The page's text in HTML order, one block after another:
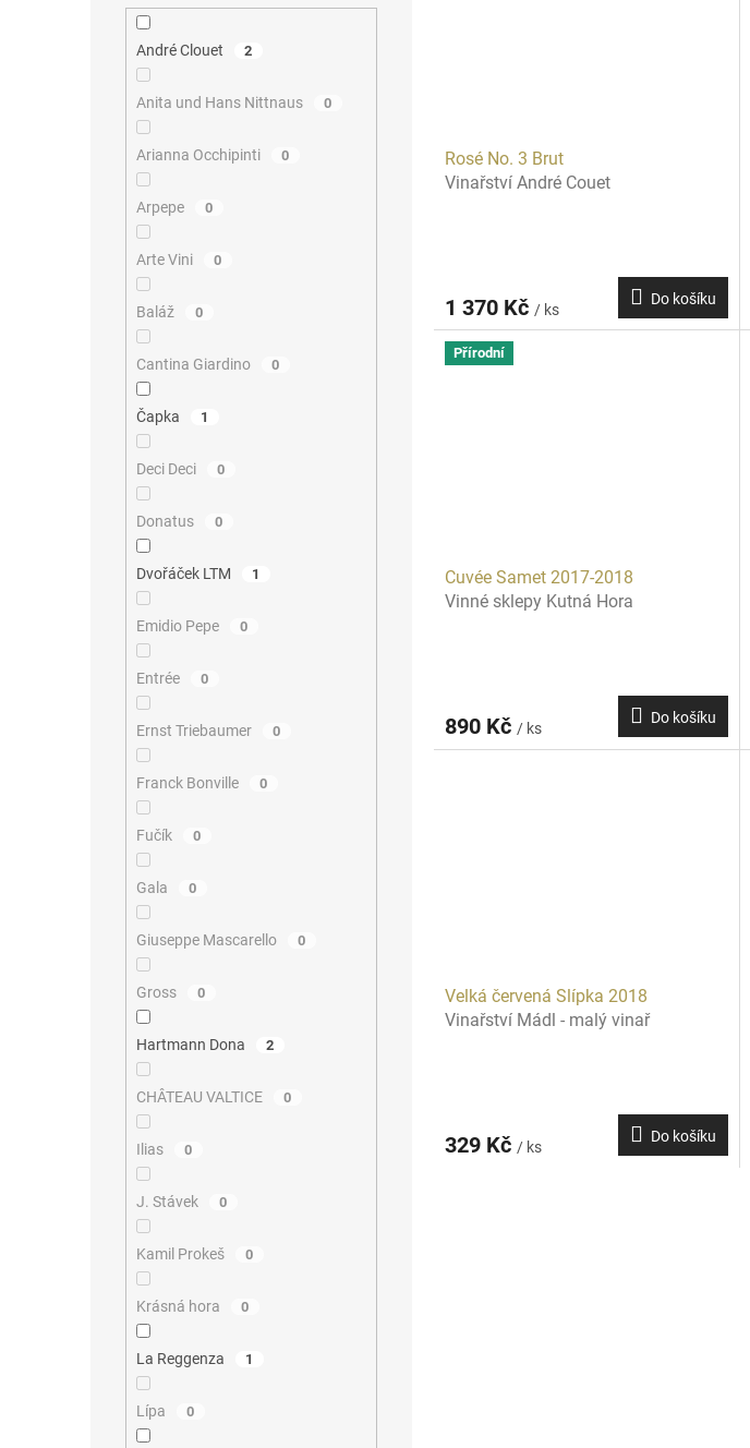
André Clouet 2
Anita und Hans Nittnaus 0
Arianna Occhipinti 0
Arpepe 0
Arte Vini 0
Baláž 0
Cantina Giardino 0
Čapka 1
Deci Deci 0
Donatus 0
Dvořáček LTM 1
Emidio Pepe 0
Entrée 0
Ernst Triebaumer 0
Franck Bonville 0
Fučík 0
Gala 0
Giuseppe Mascarello 0
Gross 0
Hartmann Dona 2
CHÂTEAU VALTICE 0
Ilias 0
J. Stávek 0
Kamil Prokeš 0
Krásná hora 0
La Reggenza 1
Lípa 0
Rosé No. 3 Brut
Vinařství André Couet
1 370 Kč / ks
Do košíku
Přírodní
Cuvée Samet 2017-2018
Vinné sklepy Kutná Hora
890 Kč / ks
Do košíku
Velká červená Slípka 2018
Vinařství Mádl - malý vinař
329 Kč / ks
Do košíku